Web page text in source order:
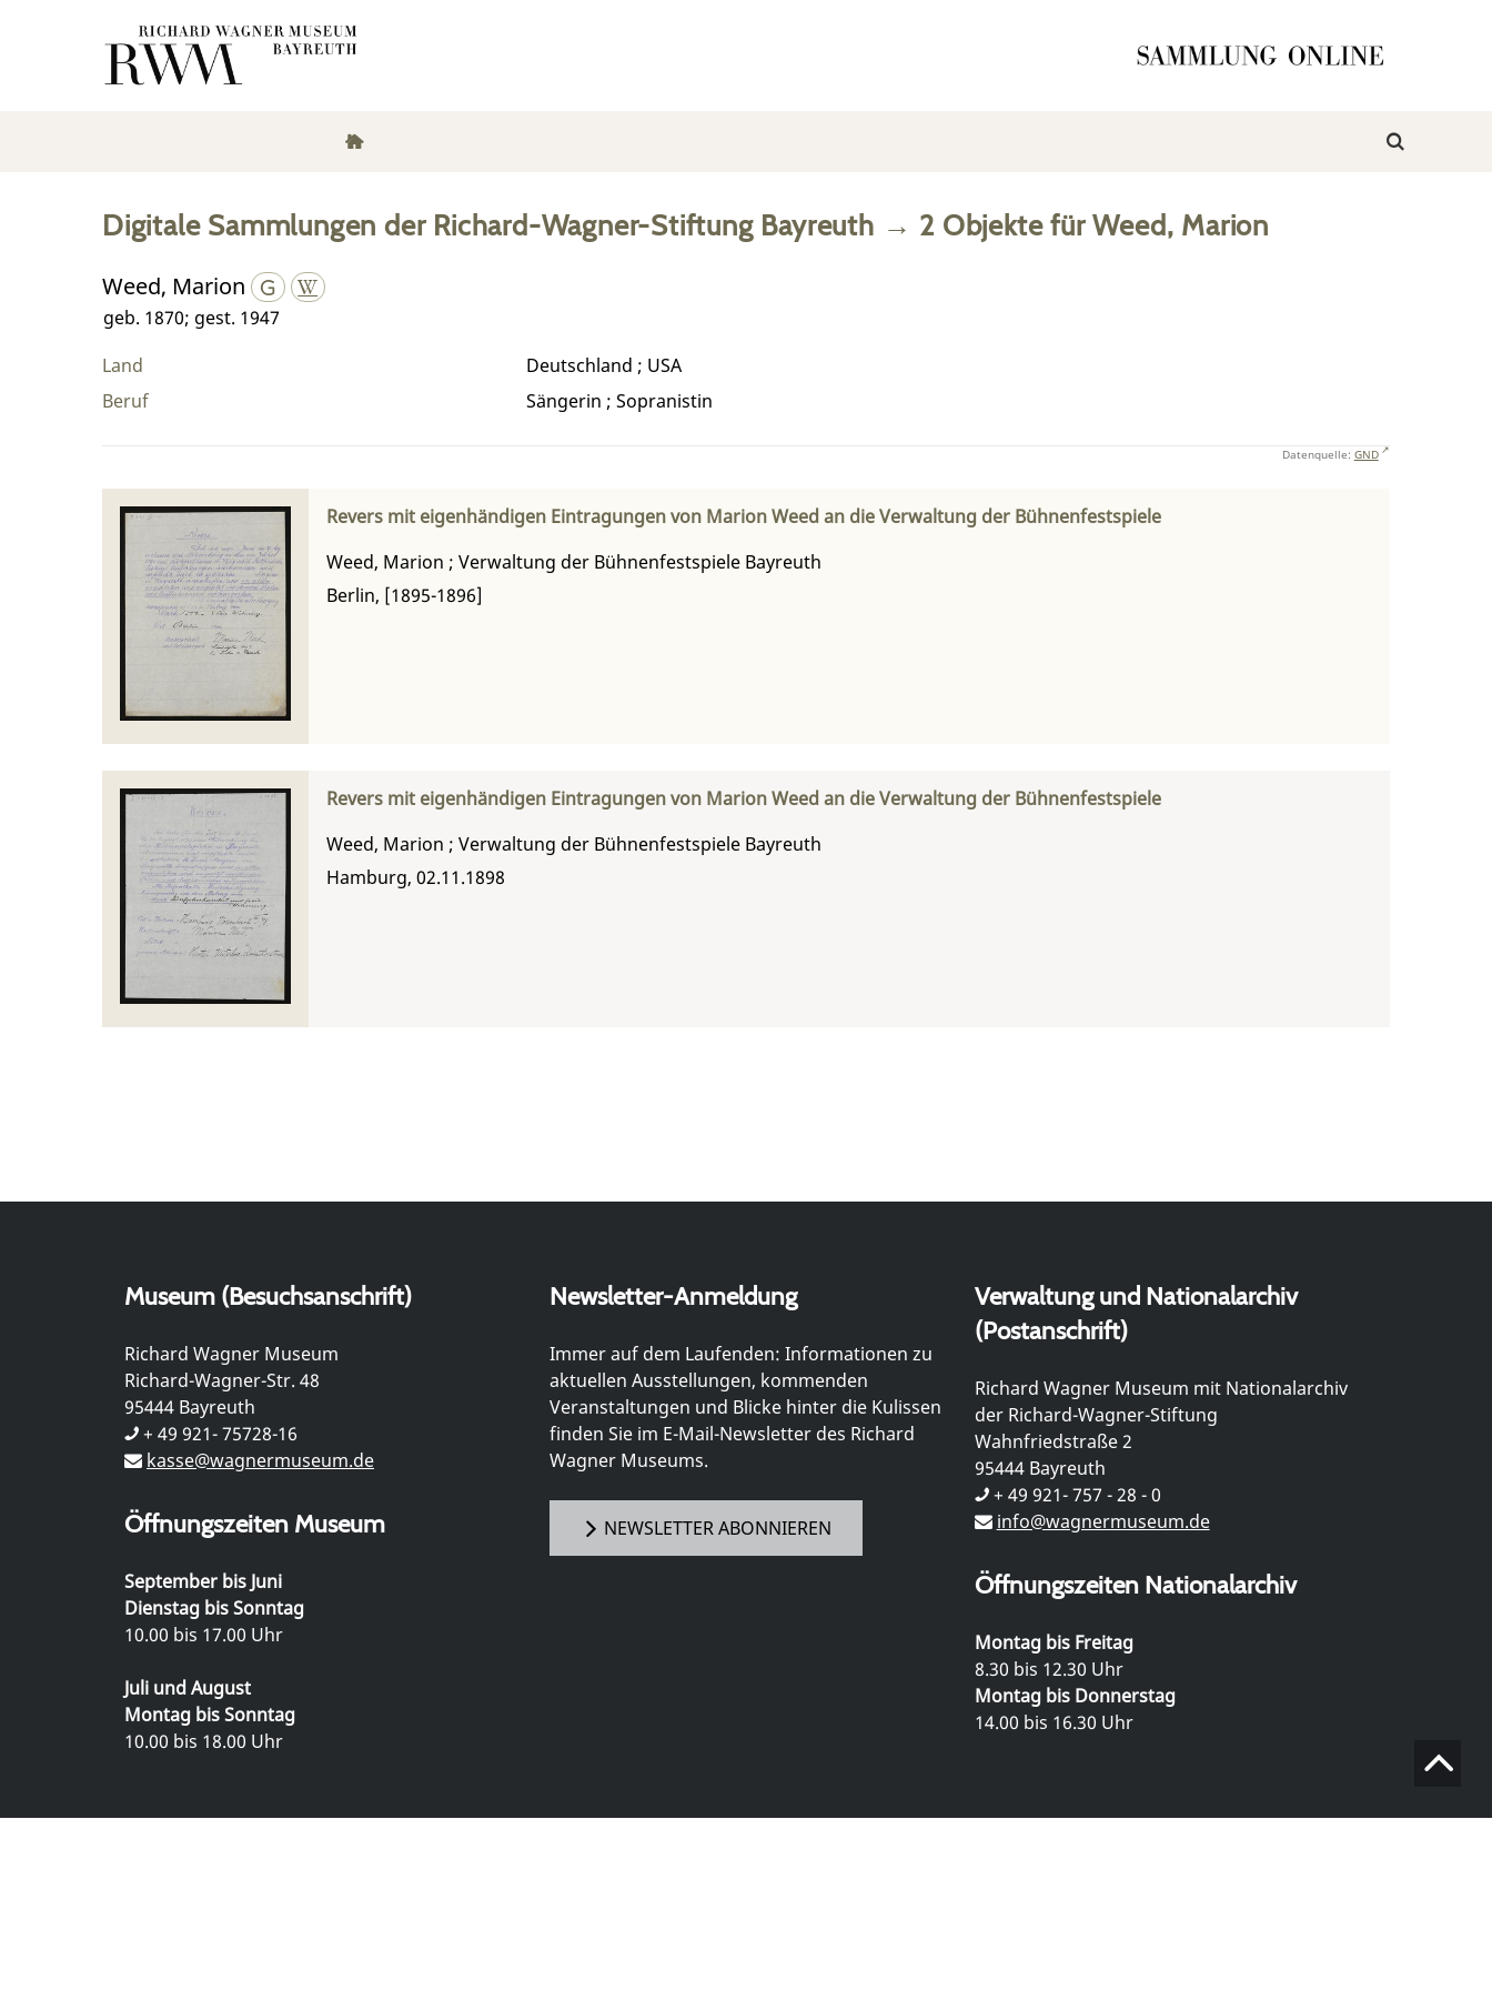
Digitale Sammlungen der Richard-Wagner-Stiftung Bayreuth → 2 ObjektefürWeed, Marion
Weed, Marion
geb. 1870; gest. 1947
Land
Deutschland ; USA
Beruf
Sängerin ; Sopranistin
Datenquelle: GND
Revers mit eigenhändigen Eintragungen von Marion Weed an die Verwaltung der Bühnenfestspiele
Weed, Marion ; Verwaltung der Bühnenfestspiele Bayreuth
Berlin, [1895-1896]
Revers mit eigenhändigen Eintragungen von Marion Weed an die Verwaltung der Bühnenfestspiele
Weed, Marion ; Verwaltung der Bühnenfestspiele Bayreuth
Hamburg, 02.11.1898
Museum (Besuchsanschrift)
Richard Wagner Museum
Richard-Wagner-Str. 48
95444 Bayreuth
+ 49 921- 75728-16
kasse@wagnermuseum.de
Öffnungszeiten Museum
September bis Juni
Dienstag bis Sonntag
10.00 bis 17.00 Uhr
Juli und August
Montag bis Sonntag
10.00 bis 18.00 Uhr
Newsletter-Anmeldung
Immer auf dem Laufenden: Informationen zu
aktuellen Ausstellungen, kommenden
Veranstaltungen und Blicke hinter die Kulissen
finden Sie im E-Mail-Newsletter des Richard
Wagner Museums.
NEWSLETTER ABONNIEREN
Verwaltung und Nationalarchiv
(Postanschrift)
Richard Wagner Museum mit Nationalarchiv
der Richard-Wagner-Stiftung
Wahnfriedstraße 2
95444 Bayreuth
+ 49 921- 757 - 28 - 0
info@wagnermuseum.de
Öffnungszeiten Nationalarchiv
Montag bis Freitag
8.30 bis 12.30 Uhr
Montag bis Donnerstag
14.00 bis 16.30 Uhr